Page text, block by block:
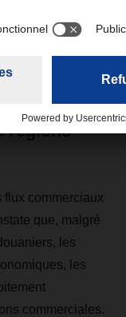
».
régions
flux commerciaux
que, malgré
les
les
commerciales.